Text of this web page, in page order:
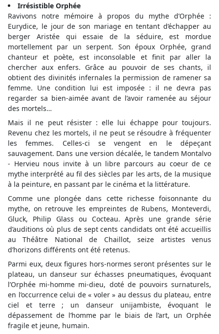
Irrésistible Orphée
Ravivons notre mémoire à propos du mythe d’Orphée :
Eurydice, le jour de son mariage en tentant d’échapper au
berger Aristée qui essaie de la séduire, est mordue
mortellement par un serpent. Son époux Orphée, grand
chanteur et poète, est inconsolable et finit par aller la
chercher aux enfers. Grâce au pouvoir de ses chants, il
obtient des divinités infernales la permission de ramener sa
femme. Une condition lui est imposée : il ne devra pas
regarder sa bien-aimée avant de l’avoir ramenée au séjour
des mortels…
Mais il ne peut résister : elle lui échappe pour toujours.
Revenu chez les mortels, il ne peut se résoudre à fréquenter
les femmes. Celles-ci se vengent en le dépeçant
sauvagement. Dans une version décalée, le tandem Montalvo
- Hervieu nous invite à un libre parcours au coeur de ce
mythe interprété au fil des siècles par les arts, de la musique
à la peinture, en passant par le cinéma et la littérature.
Comme une plongée dans cette richesse foisonnante du
mythe, on retrouve les empreintes de Rubens, Monteverdi,
Gluck, Philip Glass ou Cocteau. Après une grande série
d’auditions où plus de sept cents candidats ont été accueillis
au Théâtre National de Chaillot, seize artistes venus
d’horizons différents ont été retenus.
Parmi eux, deux figures hors-normes seront présentes sur le
plateau, un danseur sur échasses pneumatiques, évoquant
l’Orphée mi-homme mi-dieu, doté de pouvoirs surnaturels,
en l’occurrence celui de « voler » au dessus du plateau, entre
ciel et terre ; un danseur unijambiste, évoquant le
dépassement de l’homme par le biais de l’art, un Orphée
fragile et jeune, humain.